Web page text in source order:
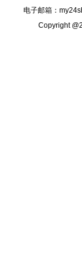
电子邮箱：
Copyright